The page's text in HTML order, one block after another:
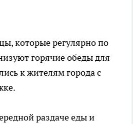
которые регулярно по
горячие обеды для
к жителям города с
раздаче еды и